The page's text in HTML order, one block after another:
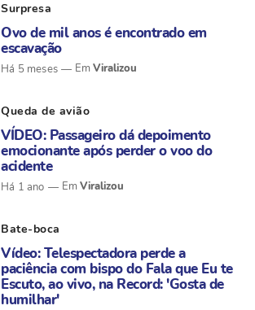
Surpresa
Ovo de mil anos é encontrado em
escavação
Há 5 meses Viralizou
Queda de avião
VÍDEO: Passageiro dá depoimento
emocionante após perder o voo do
acidente
Há 1 ano Viralizou
Bate-boca
Vídeo: Telespectadora perde a
paciência com bispo do Fala que Eu te
Escuto, ao vivo, na Record: 'Gosta de
humilhar'